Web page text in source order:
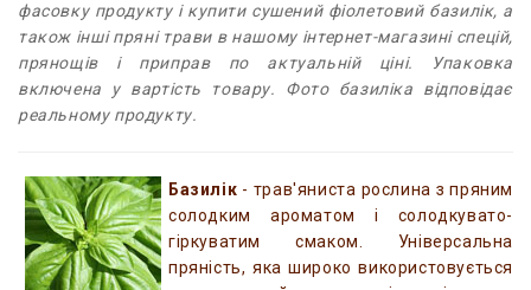
фасовку продукту і купити сушений фіолетовий базилік, а
також інші пряні трави в нашому інтернет-магазині спецій,
прянощів і приправ по актуальній ціні. Упаковка
включена у вартість товару. Фото базиліка відповідає
реальному продукту.
Базилік - трав'яниста рослина з пряним
солодким ароматом і солодкувато-
гіркуватим смаком. Універсальна
пряність, яка широко використовується